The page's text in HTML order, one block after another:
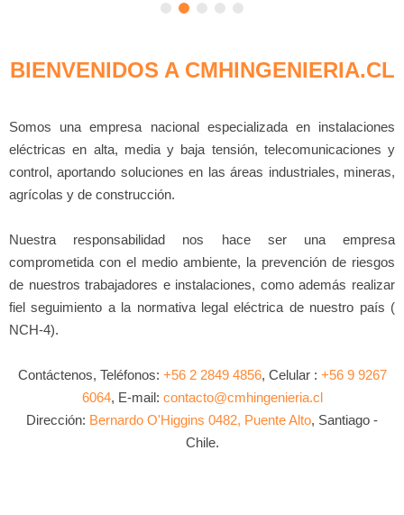
BIENVENIDOS A CMHINGENIERIA.CL
Somos una empresa nacional especializada en instalaciones
eléctricas en alta, media y baja tensión, telecomunicaciones y
control, aportando soluciones en las áreas industriales, mineras,
agrícolas y de construcción.
Nuestra responsabilidad nos hace ser una empresa
comprometida con el medio ambiente, la prevención de riesgos
de nuestros trabajadores e instalaciones, como además realizar
fiel seguimiento a la normativa legal eléctrica de nuestro país (
NCH-4).
Contáctenos, Teléfonos: +56 2 2849 4856, Celular : +56 9 9267
6064, E-mail: contacto@cmhingenieria.cl
Dirección: Bernardo O'Higgins 0482, Puente Alto, Santiago -
Chile.